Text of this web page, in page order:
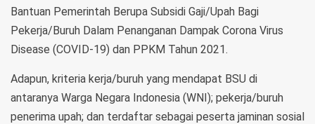
Bantuan Pemerintah Berupa Subsidi Gaji/Upah Bagi
Pekerja/Buruh Dalam Penanganan Dampak Corona Virus
Disease (COVID-19) dan PPKM Tahun 2021.
Adapun, kriteria kerja/buruh yang mendapat BSU di
antaranya Warga Negara Indonesia (WNI); pekerja/buruh
penerima upah; dan terdaftar sebagai peserta jaminan sosial